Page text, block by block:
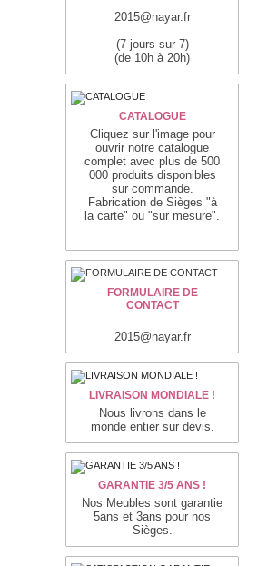
2015@nayar.fr
(7 jours sur 7)
(de 10h à 20h)
CATALOGUE
Cliquez sur l'image pour
ouvrir notre catalogue
complet avec plus de 500
000 produits disponibles
sur commande.
Fabrication de Sièges "à
la carte" ou "sur mesure".
FORMULAIRE DE
CONTACT
2015@nayar.fr
LIVRAISON MONDIALE !
Nous livrons dans le
monde entier sur devis.
GARANTIE 3/5 ANS !
Nos Meubles sont garantie
5ans et 3ans pour nos
Sièges.